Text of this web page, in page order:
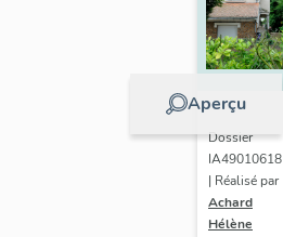
Aperçu
Dossier
IA49010618
| Réalisé par
Achard
Hélène